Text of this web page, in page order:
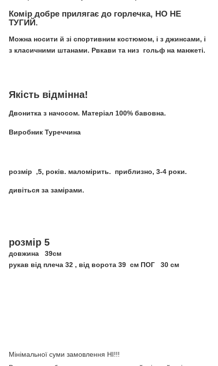
Комір добре прилягає до горлечка, НО НЕ
ТУГИЙ.
Можна носити й зі спортивним костюмом, і з джинсами, і
з класичними штанами. Рвкави та низ гольф на манжеті.
Якість відмінна!
Двонитка з начосом. Матеріал 100% бавовна.
Виробник Туреччина
розмір ,5, років. маломірить. приблизно, 3-4 роки.
дивіться за замірами.
розмір 5
довжина 39см
рукав від плеча 32 , від ворота 39 см ПОГ 30 см
Мінімальної суми замовлення НІ!!!